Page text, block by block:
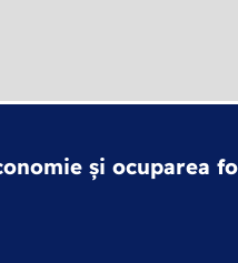
și ocuparea